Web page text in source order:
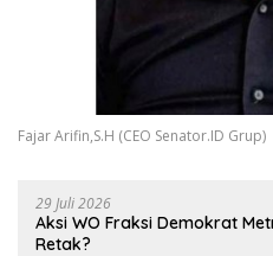
Fajar Arifin,S.H (CEO Senator.ID Grup)
29 Juli 2026
Aksi WO Fraksi Demokrat
Retak?